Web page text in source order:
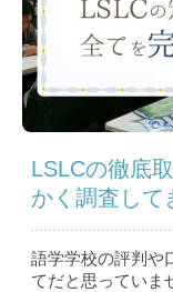
LSLCの徹底
かく調査して
語学学校の評判や
てだと思っていま